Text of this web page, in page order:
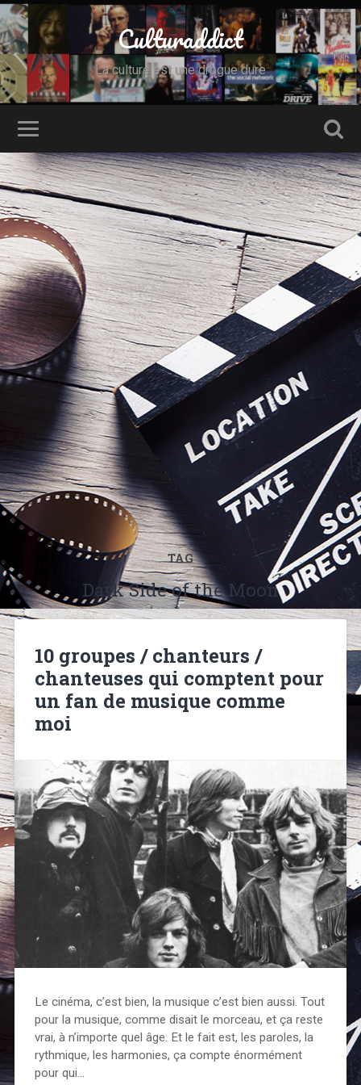
Culturaddict
La culture est une drogue dure
TAG
Dark Side of the Moon
10 groupes / chanteurs /
chanteuses qui comptent pour
un fan de musique comme
moi
Le cinéma, c’est bien, la musique c’est bien aussi. Tout
pour la musique, comme disait le morceau, et ça reste
vrai, à n’importe quel âge. Et le fait est, les paroles, la
rythmique, les harmonies, ça compte énormément
pour qui…